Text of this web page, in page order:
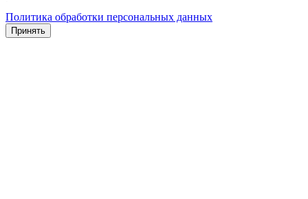
Политика обработки персональных данных
Принять